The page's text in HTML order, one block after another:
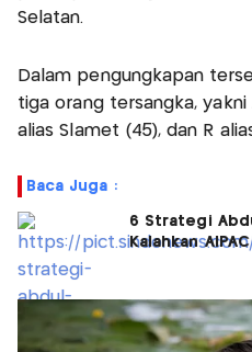
Selatan.
Dalam pengungkapan
tiga orang tersangka, yakni
alias Slamet (45), dan R
Baca Juga :
6 Strategi
Kalahkan